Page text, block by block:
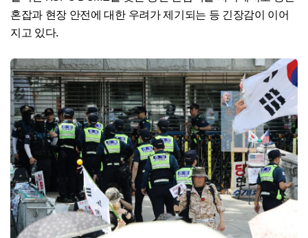
혼잡과 현장 안전에 대한 우려가 제기되는 등 긴장감이 이어
지고 있다.